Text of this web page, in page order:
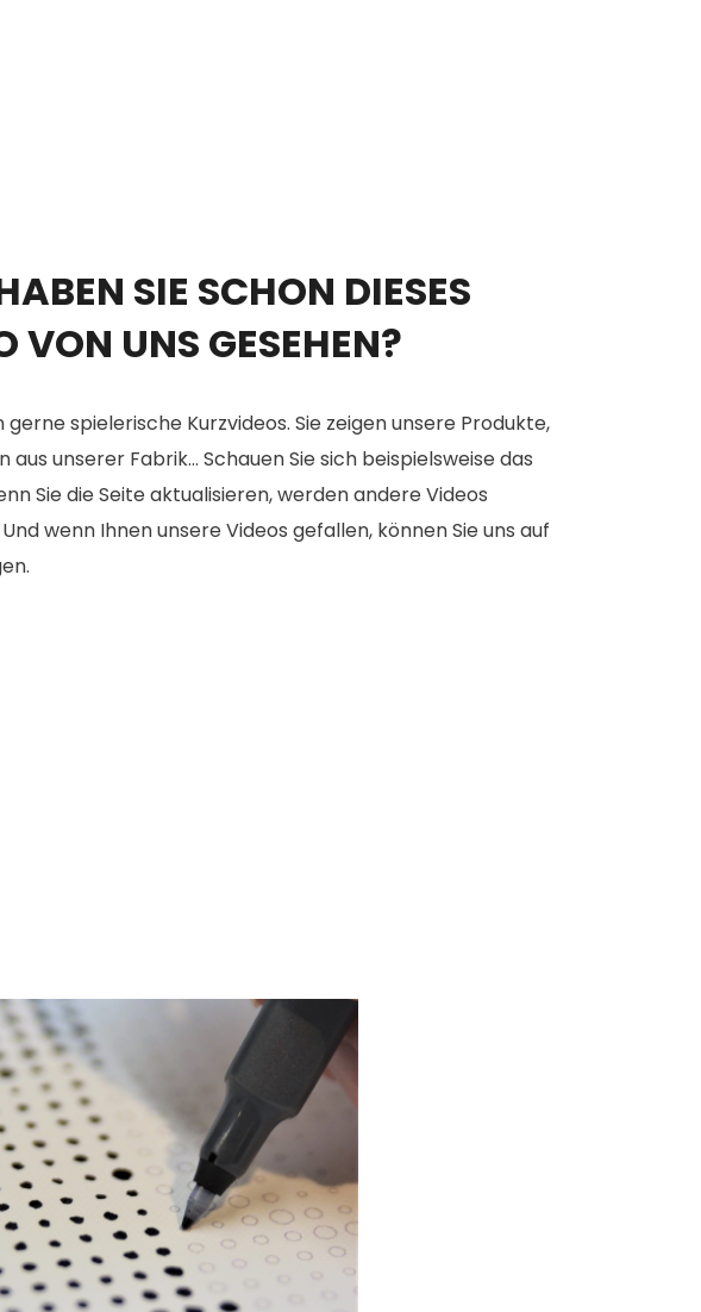
SIE SCHON DIESES
VON UNS GESEHEN?
gerne spielerische Kurzvideos. Sie zeigen unsere Produkte,
aus unserer Fabrik... Schauen Sie sich beispielsweise das
Sie die Seite aktualisieren, werden andere Videos
wenn Ihnen unsere Videos gefallen, können Sie uns auf